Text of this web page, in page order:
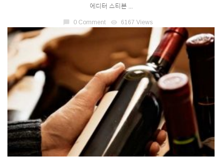
에디터 스티븐 ...
0 Comment visibility 6167 Views